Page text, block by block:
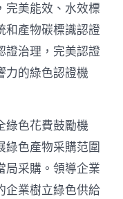
完美能效、水效標
和產物碳標識認證
證治理，完美認證
力的綠色認證機
綠色花費鼓勵機
綠色產物采購范圍
局采購。領導企業
企業樹立綠色供給